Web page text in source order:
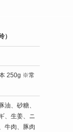
250g ※常
油、砂糖、
、生姜、ニ
牛肉、豚肉